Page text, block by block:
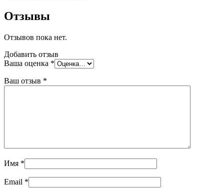
Отзывы
Отзывов пока нет.
Добавить отзыв
Ваша оценка *
Ваш отзыв *
Имя *
Email *